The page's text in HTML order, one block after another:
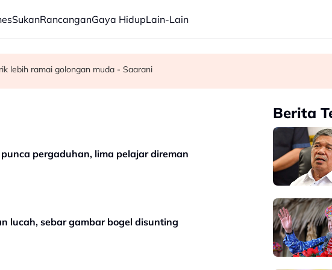
SukanRancanganGaya HidupLain-Lain
pertengahan bulan ini - Mohamad
- Ahmad Zahid
lebih ramai golongan muda - Saarani
pergaduhan, lima pelajar direman
lucah, sebar gambar bogel disunting
Berita